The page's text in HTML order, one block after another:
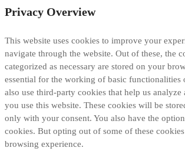
Privacy Overview
This website uses cookies to improve your
navigate through the website. Out of these, the
categorized as necessary are stored on your
essential for the working of basic functionalities
also use third-party cookies that help us analyze
you use this website. These cookies will be
only with your consent. You also have the
cookies. But opting out of some of these
browsing experience.